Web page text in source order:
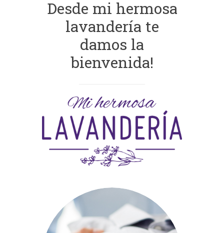
Desde mi hermosa
lavandería te
damos la
bienvenida!